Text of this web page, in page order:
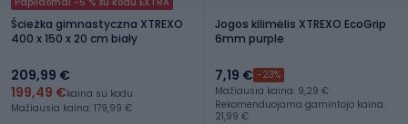
Ścieżka gimnastyczna XTREXO
400 x 150 x 20 cm biały
209,99 €
199,49 €kaina su kodu
Mažiausia kaina: 179,99 €
Jogos kilimėlis XTREXO EcoGrip
6mm purple
7,19 € -23%
Mažiausia kaina: 9,29 €
Rekomenduojama gamintojo kaina:
21,99 €